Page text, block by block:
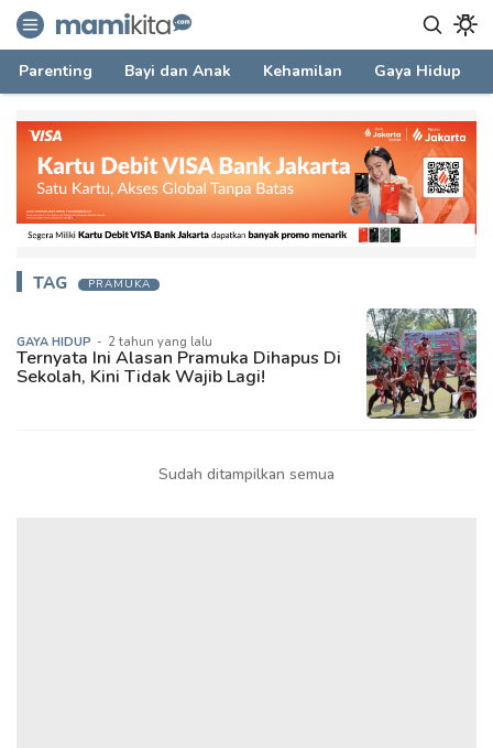
mamikita.com
Informasi Parenting untuk Mami Milenial
Parenting Bayi dan Anak Kehamilan Gaya Hidup
TAG PRAMUKA
GAYA HIDUP - 2 tahun yang lalu
Ternyata Ini Alasan Pramuka Dihapus Di
Sekolah, Kini Tidak Wajib Lagi!
Sudah ditampilkan semua